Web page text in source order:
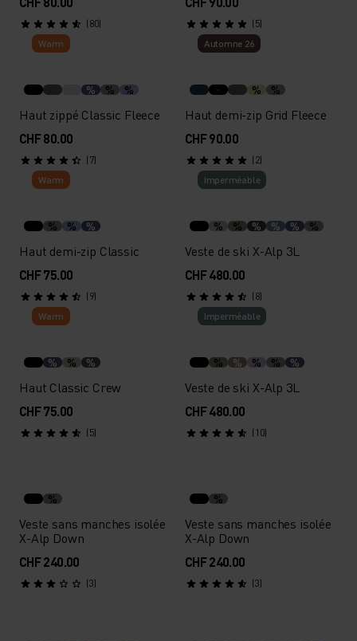
(80)
(5)
Warm
% % %
Haut zippé Classic Fleece
CHF 80.00
(7)
Automne 26
% %
Haut demi-zip Grid Fleece
CHF 90.00
(2)
Warm
% % %
Haut demi-zip Classic
CHF 75.00
(9)
Imperméable
% % % % % %
Veste de ski X-Alp 3L
CHF 480.00
(8)
Warm
% % %
Haut Classic Crew
CHF 75.00
(5)
Imperméable
% % % % %
Veste de ski X-Alp 3L
CHF 480.00
(10)
%
Veste sans manches isolée
X-Alp Down
CHF 240.00
(3)
%
Veste sans manches isolée
X-Alp Down
CHF 240.00
(3)